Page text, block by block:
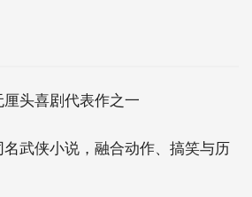
头喜剧代表作之一
名武侠小说，融合动作、搞笑与历